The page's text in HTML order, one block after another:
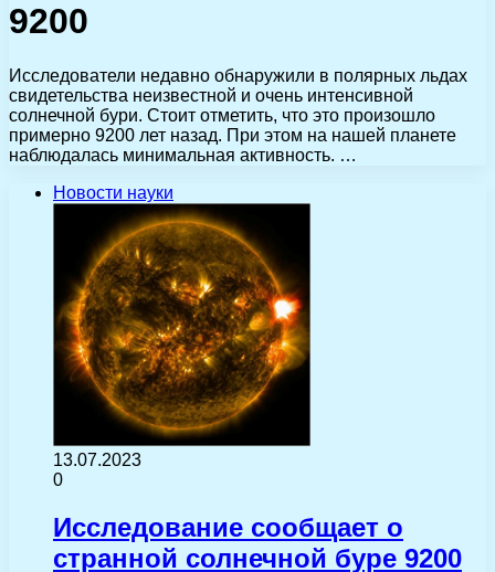
9200
Исследователи недавно обнаружили в полярных льдах
свидетельства неизвестной и очень интенсивной
солнечной бури. Стоит отметить, что это произошло
примерно 9200 лет назад. При этом на нашей планете
наблюдалась минимальная активность. …
Новости науки
13.07.2023
0
Исследование сообщает о
странной солнечной буре 9200